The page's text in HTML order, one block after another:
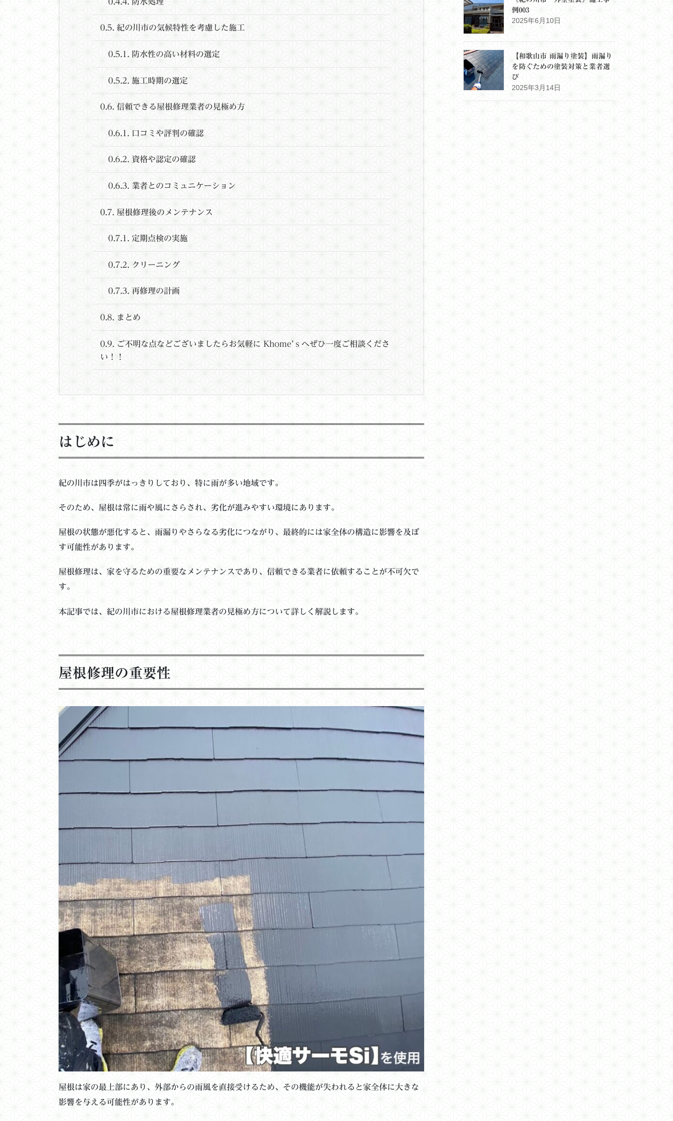
0.5. 紀の川市の気候特性を考慮した施工
0.5.1. 防水性の高い材料の選定
0.5.2. 施工時期の選定
0.6. 信頼できる屋根修理業者の見極め方
0.6.1. 口コミや評判の確認
0.6.2. 資格や認定の確認
0.6.3. 業者とのコミュニケーション
0.7. 屋根修理後のメンテナンス
0.7.1. 定期点検の実施
0.7.2. クリーニング
0.7.3. 再修理の計画
0.8. まとめ
0.9. ご不明な点などございましたらお気軽に Khome’ｓへぜひ一度ご相談くださ
い！！
はじめに
紀の川市は四季がはっきりしており、特に雨が多い地域です。
そのため、屋根は常に雨や風にさらされ、劣化が進みやすい環境にあります。
屋根の状態が悪化すると、雨漏りやさらなる劣化につながり、最終的には家全体の構造に影響を及ぼ
す可能性があります。
屋根修理は、家を守るための重要なメンテナンスであり、信頼できる業者に依頼することが不可欠で
す。
本記事では、紀の川市における屋根修理業者の見極め方について詳しく解説します。
屋根修理の重要性
屋根は家の最上部にあり、外部からの雨風を直接受けるため、その機能が失われると家全体に大きな
影響を与える可能性があります。
例003
2025年6月10日
【和歌山市 雨漏り塗装】雨漏り
を防ぐための塗装対策と業者選
び
2025年3月14日